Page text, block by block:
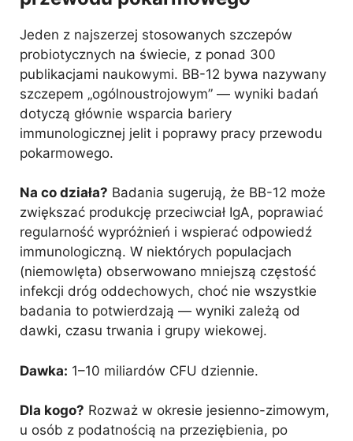
Jeden z najszerzej stosowanych szczepów
probiotycznych na świecie, z ponad 300
publikacjami naukowymi. BB-12 bywa nazywany
szczepem „ogólnoustrojowym” — wyniki badań
dotyczą głównie wsparcia bariery
immunologicznej jelit i poprawy pracy przewodu
pokarmowego.
Na co działa? Badania sugerują, że BB-12 może
zwiększać produkcję przeciwciał IgA, poprawiać
regularność wypróżnień i wspierać odpowiedź
immunologiczną. W niektórych populacjach
(niemowlęta) obserwowano mniejszą częstość
infekcji dróg oddechowych, choć nie wszystkie
badania to potwierdzają — wyniki zależą od
dawki, czasu trwania i grupy wiekowej.
Dawka: 1–10 miliardów CFU dziennie.
Dla kogo? Rozważ w okresie jesienno-zimowym,
u osób z podatnością na przeziębienia, po